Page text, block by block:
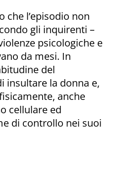
che l’episodio non
gli inquirenti –
psicologiche e
da mesi. In
del
insultare la donna e,
anche
cellulare ed
di controllo nei suoi